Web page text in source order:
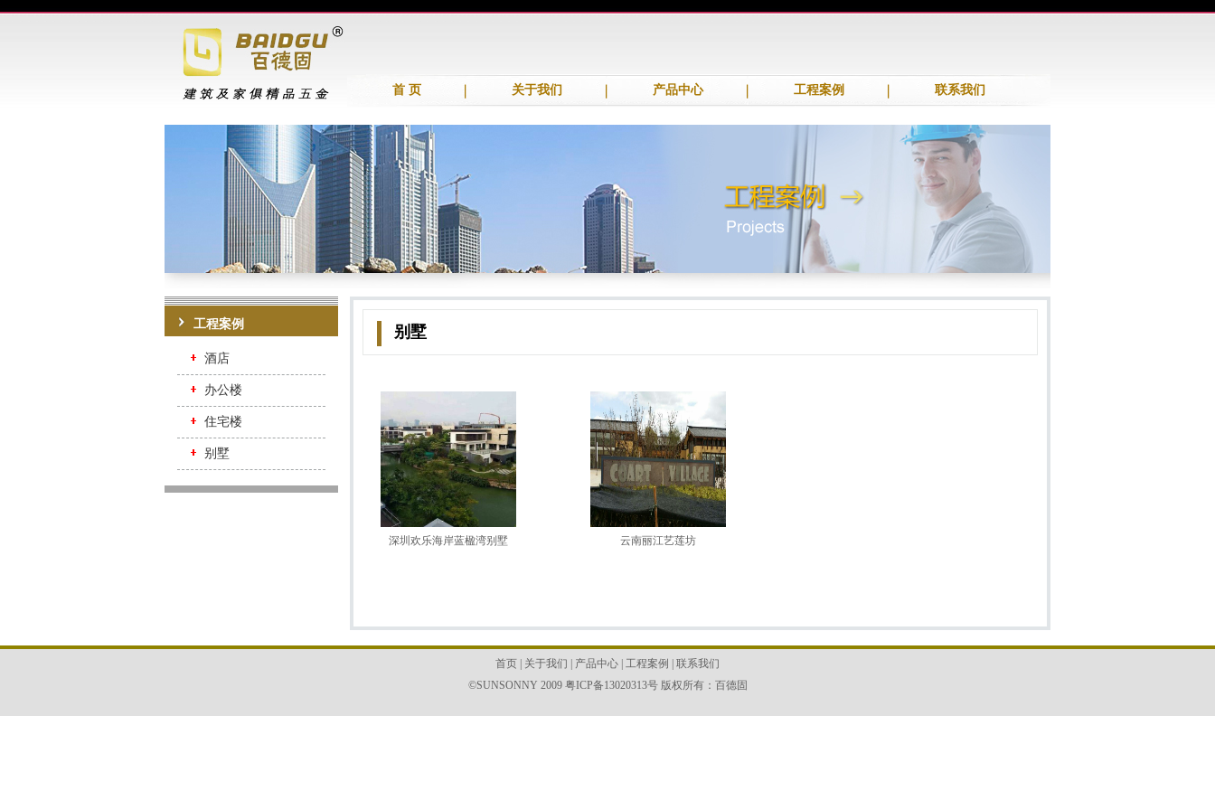
首 页 关于我们 产品中心 工程案例 联系我们
工程案例
酒店
办公楼
住宅楼
别墅
别墅
深圳欢乐海岸蓝楹湾别墅 云南丽江艺莲坊
首页 关于我们 产品中心 工程案例
联系我们
©SUNSONNY 2009 粤ICP备13020313号版权所有： 百德固